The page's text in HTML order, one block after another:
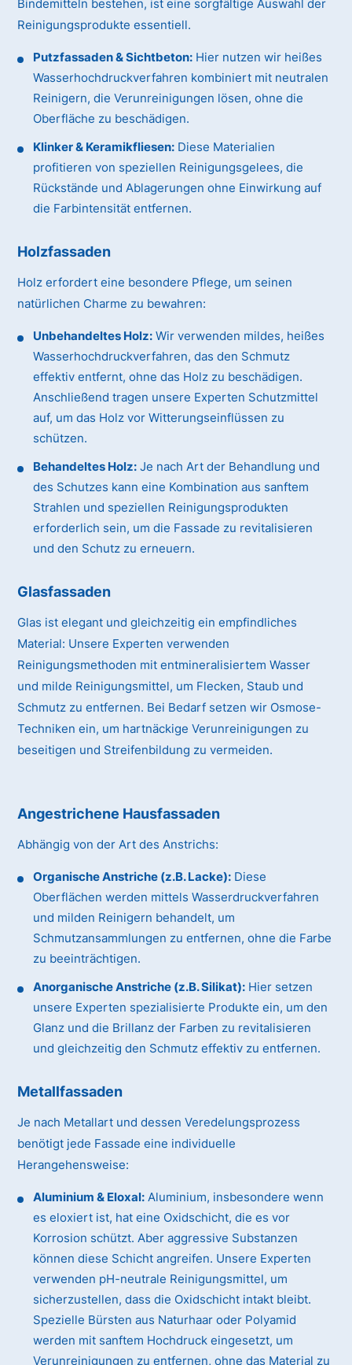
Bindemitteln bestehen, ist eine sorgfältige Auswahl der
Reinigungsprodukte essentiell.
Putzfassaden & Sichtbeton: Hier nutzen wir heißes
Wasserhochdruckverfahren kombiniert mit neutralen
Reinigern, die Verunreinigungen lösen, ohne die
Oberfläche zu beschädigen.
Klinker & Keramikfliesen: Diese Materialien
profitieren von speziellen Reinigungsgelees, die
Rückstände und Ablagerungen ohne Einwirkung auf
die Farbintensität entfernen.
Holzfassaden
Holz erfordert eine besondere Pflege, um seinen
natürlichen Charme zu bewahren:
Unbehandeltes Holz: Wir verwenden mildes, heißes
Wasserhochdruckverfahren, das den Schmutz
effektiv entfernt, ohne das Holz zu beschädigen.
Anschließend tragen unsere Experten Schutzmittel
auf, um das Holz vor Witterungseinflüssen zu
schützen.
Behandeltes Holz: Je nach Art der Behandlung und
des Schutzes kann eine Kombination aus sanftem
Strahlen und speziellen Reinigungsprodukten
erforderlich sein, um die Fassade zu revitalisieren
und den Schutz zu erneuern.
Glasfassaden
Glas ist elegant und gleichzeitig ein empfindliches
Material: Unsere Experten verwenden
Reinigungsmethoden mit entmineralisiertem Wasser
und milde Reinigungsmittel, um Flecken, Staub und
Schmutz zu entfernen. Bei Bedarf setzen wir Osmose-
Techniken ein, um hartnäckige Verunreinigungen zu
beseitigen und Streifenbildung zu vermeiden.
Angestrichene Hausfassaden
Abhängig von der Art des Anstrichs:
Organische Anstriche (z.B. Lacke): Diese
Oberflächen werden mittels Wasserdruckverfahren
und milden Reinigern behandelt, um
Schmutzansammlungen zu entfernen, ohne die Farbe
zu beeinträchtigen.
Anorganische Anstriche (z.B. Silikat): Hier setzen
unsere Experten spezialisierte Produkte ein, um den
Glanz und die Brillanz der Farben zu revitalisieren
und gleichzeitig den Schmutz effektiv zu entfernen.
Metallfassaden
Je nach Metallart und dessen Veredelungsprozess
benötigt jede Fassade eine individuelle
Herangehensweise:
Aluminium & Eloxal: Aluminium, insbesondere wenn
es eloxiert ist, hat eine Oxidschicht, die es vor
Korrosion schützt. Aber aggressive Substanzen
können diese Schicht angreifen. Unsere Experten
verwenden pH-neutrale Reinigungsmittel, um
sicherzustellen, dass die Oxidschicht intakt bleibt.
Spezielle Bürsten aus Naturhaar oder Polyamid
werden mit sanftem Hochdruck eingesetzt, um
Verunreinigungen zu entfernen, ohne das Material zu